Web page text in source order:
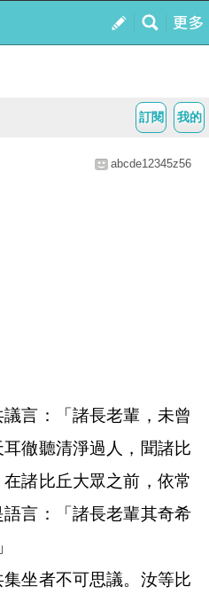
我的
訂閱
abcde12345z56
言：「諸長老輩，未曾
徹聽清淨過人，聞諸比
諸比丘大眾之前，依常
言：「諸長老輩其奇希
坐者不可思議。汝等比